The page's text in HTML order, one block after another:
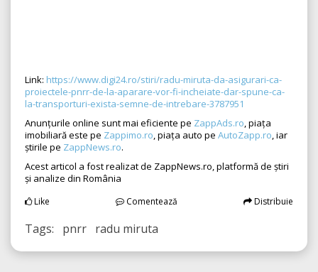
Link: https://www.digi24.ro/stiri/radu-miruta-da-asigurari-ca-
proiectele-pnrr-de-la-aparare-vor-fi-incheiate-dar-spune-ca-
la-transporturi-exista-semne-de-intrebare-3787951
Anunțurile online sunt mai eficiente pe ZappAds.ro, piața
imobiliară este pe Zappimo.ro, piața auto pe AutoZapp.ro, iar
știrile pe ZappNews.ro.
Acest articol a fost realizat de ZappNews.ro, platformă de știri
și analize din România
Like Comentează Distribuie
Tags: pnrr radu miruta